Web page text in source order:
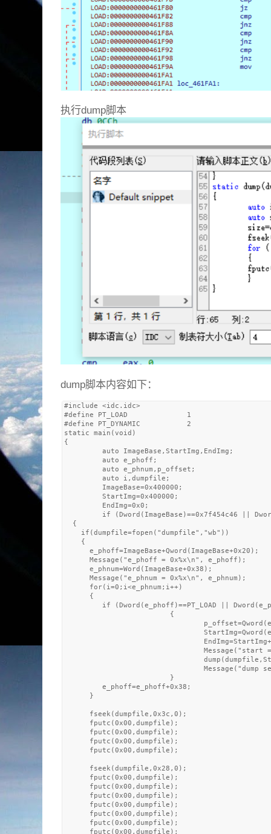
执行dump脚本
dump脚本内容如下：
#include <idc.idc>
#define PT_LOAD              1
#define PT_DYNAMIC           2
static main(void)
{
         auto ImageBase,StartImg,EndImg;
         auto e_phoff;
         auto e_phnum,p_offset;
         auto i,dumpfile;
         ImageBase=0x400000;
         StartImg=0x400000;
         EndImg=0x0;
if (Dword(ImageBase)==0x7f454c46 ||
  {
    if(dumpfile=fopen("dumpfile","wb"))
    {
      e_phoff=ImageBase+Qword(ImageBase+0x20);
      Message("e_phoff = 0x%x\n", e_phoff);
      e_phnum=Word(ImageBase+0x38);
      Message("e_phnum = 0x%x\n", e_phnum);
      for(i=0;i<e_phnum;i++)
      {
if (Dword(e_phoff)==PT_LOAD ||
                         {
Message("start
Message("dump
                         }
         e_phoff=e_phoff+0x38;
      }
      fseek(dumpfile,0x3c,0);
      fputc(0x00,dumpfile);
      fputc(0x00,dumpfile);
      fputc(0x00,dumpfile);
      fputc(0x00,dumpfile);
      fseek(dumpfile,0x28,0);
      fputc(0x00,dumpfile);
      fputc(0x00,dumpfile);
      fputc(0x00,dumpfile);
      fputc(0x00,dumpfile);
      fputc(0x00,dumpfile);
      fputc(0x00,dumpfile);
      fputc(0x00,dumpfile);